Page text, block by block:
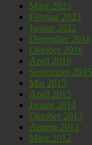
März 2023
Februar 2023
Januar 2022
Dezember 2018
Oktober 2016
April 2016
September 2015
Mai 2015
April 2015
Januar 2014
Oktober 2013
August 2012
März 2012